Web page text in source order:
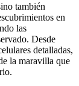
también
en
las
Desde
detalladas,
la maravilla que